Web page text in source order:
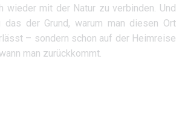
wieder mit der Natur zu verbinden. Und
der Grund, warum man diesen Ort
– sondern schon auf der Heimreise
man zurückkommt.